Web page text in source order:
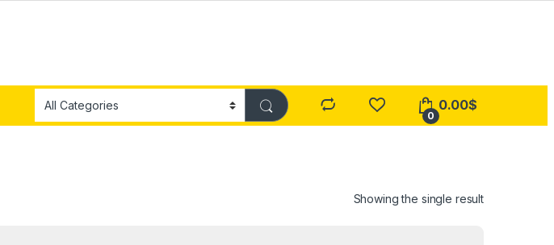
0
0.00$
Showing the single result